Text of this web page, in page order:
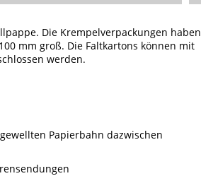
Die Krempelverpackungen haben
mm groß. Die Faltkartons können mit
werden.
Papierbahn dazwischen